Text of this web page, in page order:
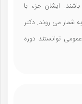
ایشان جزء با
شمار می روند. دکتر
توانستند دوره